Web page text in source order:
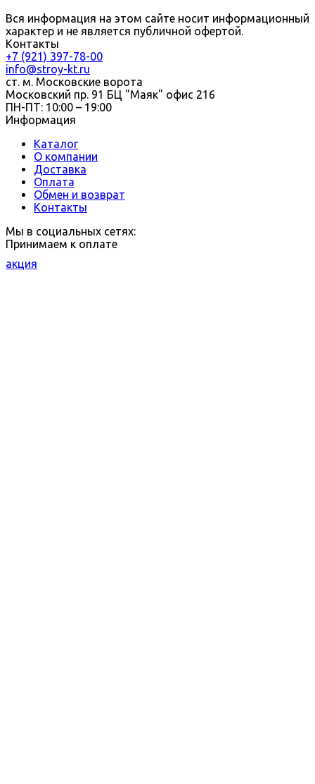
Вся информация на этом сайте носит информационный
характер и не является публичной офертой.
Контакты
+7 (921) 397-78-00
info@stroy-kt.ru
ст. м. Московские ворота
Московский пр. 91 БЦ "Маяк" офис 216
ПН-ПТ: 10:00 – 19:00
Информация
Каталог
О компании
Доставка
Оплата
Обмен и возврат
Контакты
Мы в социальных сетях:
Принимаем к оплате
акция